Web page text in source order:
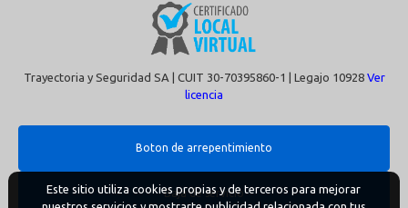
Trayectoria y Seguridad SA | CUIT 30-70395860-1 | Legajo 10928 Ver
licencia
Boton de arrepentimiento
Baja de servicio
Este sitio utiliza cookies propias y de terceros para mejorar